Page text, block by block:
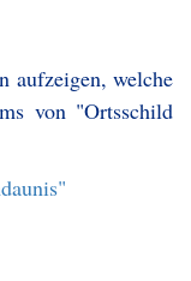
aufzeigen, welche
von "Ortsschild